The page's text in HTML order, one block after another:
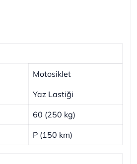
Motosiklet
Yaz Lastiği
60 (250 kg)
P (150 km)